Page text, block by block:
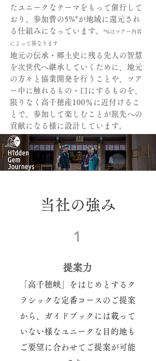
たユニークなテーマをもって催行して
おり、参加費の5%*が地域に還元され
る仕組みになっています。
*%はツアー内容
によって異なります
地元の伝承・郷土史に残る先人の智慧
を次世代へ継承していくために、地元
の方々と協業開発を行うことや、ツア
ー中に触れるもの・口にするものを、
限りなく高千穂産100％に近付けるこ
とで、参加して楽しむことが旅先への
貢献になる様に設計しています。
当社の強み
1
​提案力
「高千穂峡」をはじめとするク
ラシックな定番コースのご提案
から、ガイドブックには載って
いない様なユニークな目的地も
ご要望に合わせてご提案が可能